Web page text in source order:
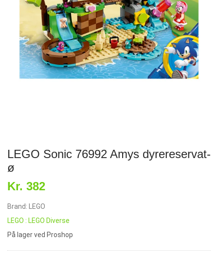
LEGO Sonic 76992 Amys dyrereservat-
ø
Kr. 382
Brand: LEGO
LEGO : LEGO Diverse
På lager ved Proshop